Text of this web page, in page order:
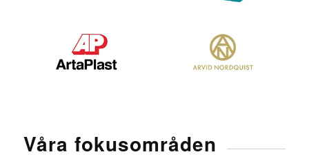
Våra fokusområden